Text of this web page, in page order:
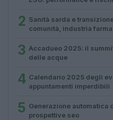
2 Sanità sarda e
comunità, industria
3 Accadueo 2025: il
delle acque
4 Calendario 2025 degli
appuntamenti imperdibili
5 Generazione automatica
prospettive seo